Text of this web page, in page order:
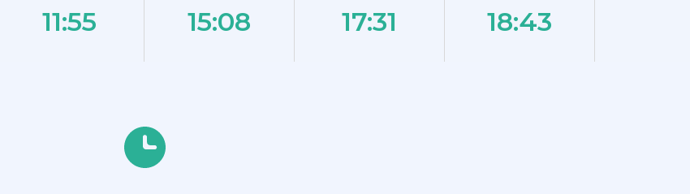
11:55 15:08 17:31 18:43